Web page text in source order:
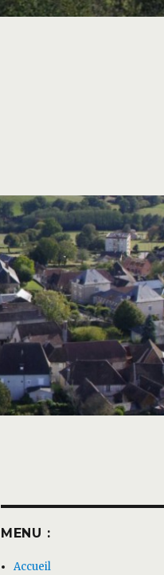
MENU :
Accueil